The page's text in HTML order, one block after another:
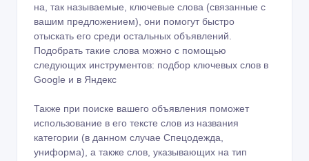
на, так называемые, ключевые слова (связанные с
вашим предложением), они помогут быстро
отыскать его среди остальных объявлений.
Подобрать такие слова можно с помощью
следующих инструментов: подбор ключевых слов в
Google и в Яндекс
Также при поиске вашего объявления поможет
использование в его тексте слов из названия
категории (в данном случае Спецодежда,
униформа), а также слов, указывающих на тип